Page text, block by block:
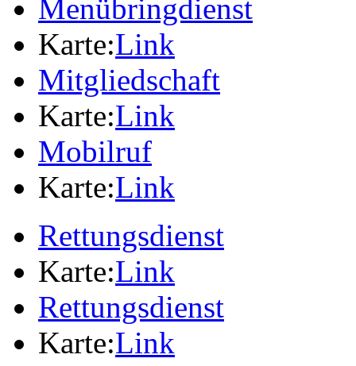
Menübringdienst
Karte:Link
Mitgliedschaft
Karte:Link
Mobilruf
Karte:Link
Rettungsdienst
Karte:Link
Rettungsdienst
Karte:Link